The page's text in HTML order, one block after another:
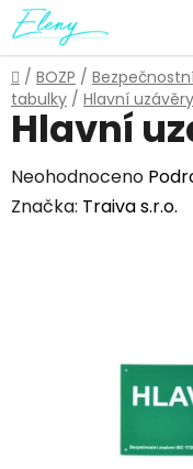
Přejít
na
obsah
Domů
/ BOZP /
tabulky / Hlavní
Hlavní
Průměrné
hodnocení
Neohodnoceno
Značka: Traiva s.r.o.